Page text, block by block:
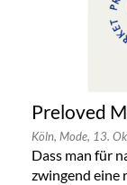
Preloved
Köln, Mode, 13.
Dass man für
zwingend eine